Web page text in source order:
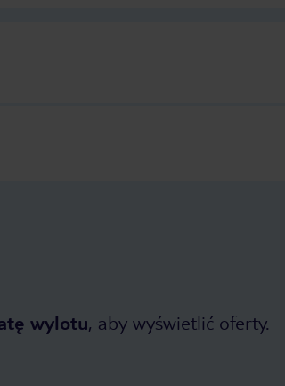
wylotu, aby wyświetlić oferty.